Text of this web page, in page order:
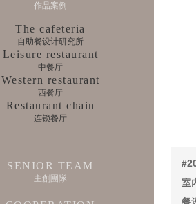
作品案例
The cafeteria
自助餐设计研究所
Leisure restaurant
中餐厅
Western restaurant
西餐厅
Restaurant chain
连锁餐厅
SENIOR TEAM
主創團隊
室